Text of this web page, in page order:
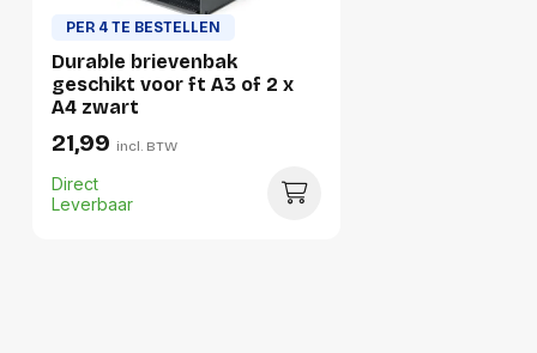
Per stuk
Hoeveelheid:
Breedte:
Hoogte:
65 millimeter
PER 4 TE BESTELLEN
Durable brievenbak
geschikt voor ft A3 of 2 x
A4 zwart
21,99 incl. BTW
Direct
Leverbaar